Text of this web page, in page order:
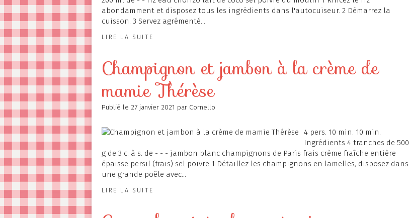
abondamment et disposez tous les ingrédients dans l'autocuiseur. 2 Démarrez la
cuisson. 3 Servez agrémenté...
LIRE LA SUITE
Champignon et jambon à la crème de
mamie Thérèse
Publié le 27 janvier 2021 par Cornello
4 pers. 10 min. 10 min.
Ingrédients 4 tranches de 500
g de 3 c. à s. de - - - jambon blanc champignons de Paris frais crème fraîche entière
épaisse persil (frais) sel poivre 1 Détaillez les champignons en lamelles, disposez dans
une grande poêle avec...
LIRE LA SUITE